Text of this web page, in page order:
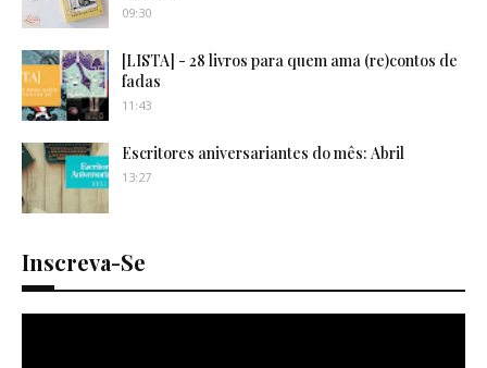
09:30
[LISTA] - 28 livros para quem ama (re)contos de
fadas
11:43
Escritores aniversariantes do mês: Abril
13:27
Inscreva-Se